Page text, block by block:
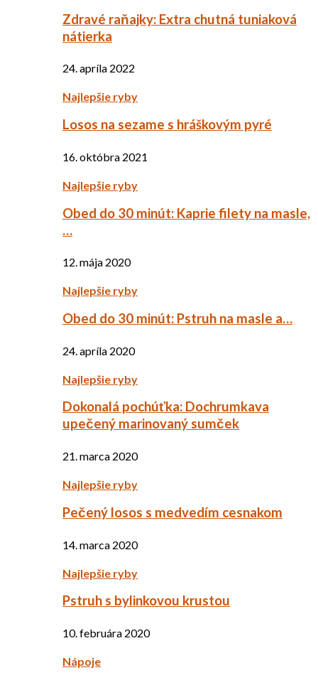
Zdravé raňajky: Extra chutná tuniaková
nátierka
24. apríla 2022
Najlepšie ryby
Losos na sezame s hráškovým pyré
16. októbra 2021
Najlepšie ryby
Obed do 30 minút: Kaprie filety na masle,
…
12. mája 2020
Najlepšie ryby
Obed do 30 minút: Pstruh na masle a…
24. apríla 2020
Najlepšie ryby
Dokonalá pochúťka: Dochrumkava
upečený marinovaný sumček
21. marca 2020
Najlepšie ryby
Pečený losos s medvedím cesnakom
14. marca 2020
Najlepšie ryby
Pstruh s bylinkovou krustou
10. februára 2020
Nápoje